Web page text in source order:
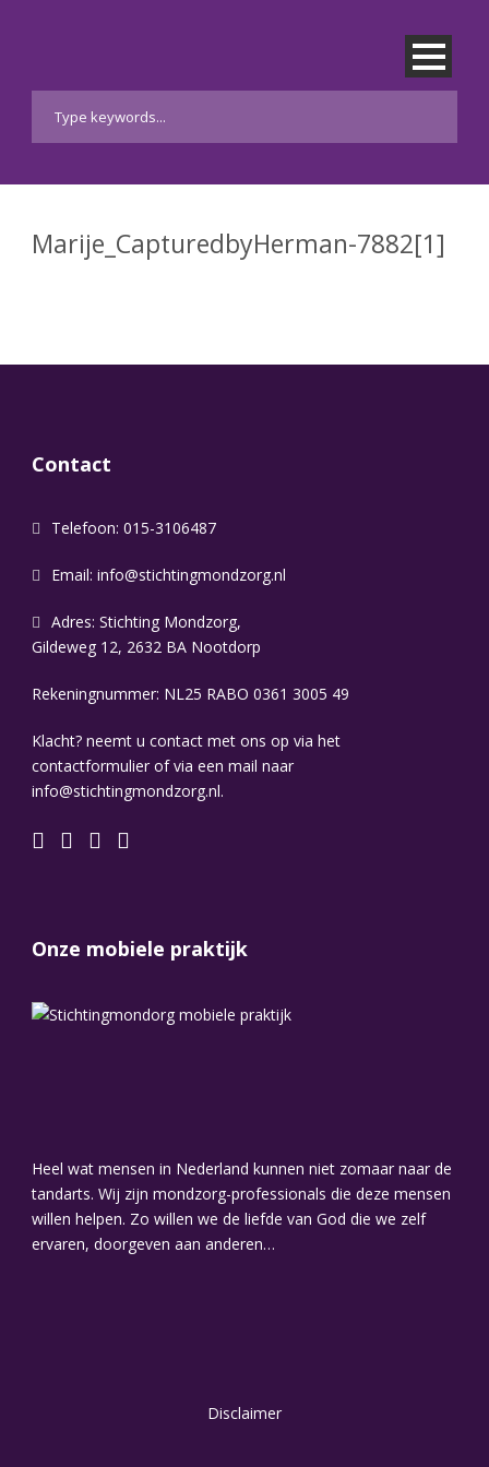
Marije_CapturedbyHerman-7882[1]
Contact
Telefoon: 015-3106487
Email: info@stichtingmondzorg.nl
Adres: Stichting Mondzorg,
Gildeweg 12, 2632 BA Nootdorp
Rekeningnummer: NL25 RABO 0361 3005 49
Klacht? neemt u contact met ons op via het
contactformulier of via een mail naar
info@stichtingmondzorg.nl.
Onze mobiele praktijk
Heel wat mensen in Nederland kunnen niet zomaar naar de
tandarts. Wij zijn mondzorg-professionals die deze mensen
willen helpen. Zo willen we de liefde van God die we zelf
ervaren, doorgeven aan anderen…
Disclaimer